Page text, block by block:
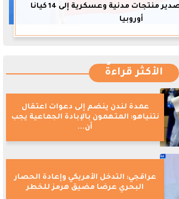
الصين تحظر تصدير منتجات مدنية وعسكرية إلى 14 كيانا
أوروبيا
الأكثر قراءةً
عمدة لندن ينضم إلى دعوات اعتقال
نتنياهو: المتهمون بالإبادة الجماعية يجب
أن...
عراقجي: التدخل الأمريكي وإعادة الحصار
البحري عرضا مضيق هرمز للخطر